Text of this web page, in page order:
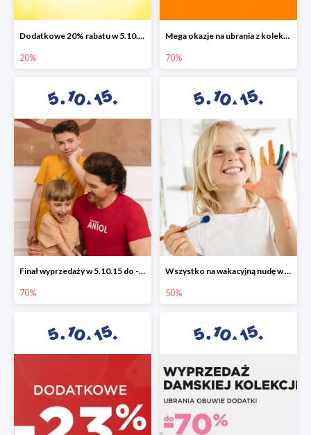
Dodatkowe 20% rabatu w 5.10.15
20%
Mega okazje na ubrania z kolekcji wiosna-lato do -70%
70%
Finał wyprzedaży w 5.10.15 do -70%
70%
Wszystko na wakacyjną nudę w 5.10.15 - gry i zabawki do -50%
50%